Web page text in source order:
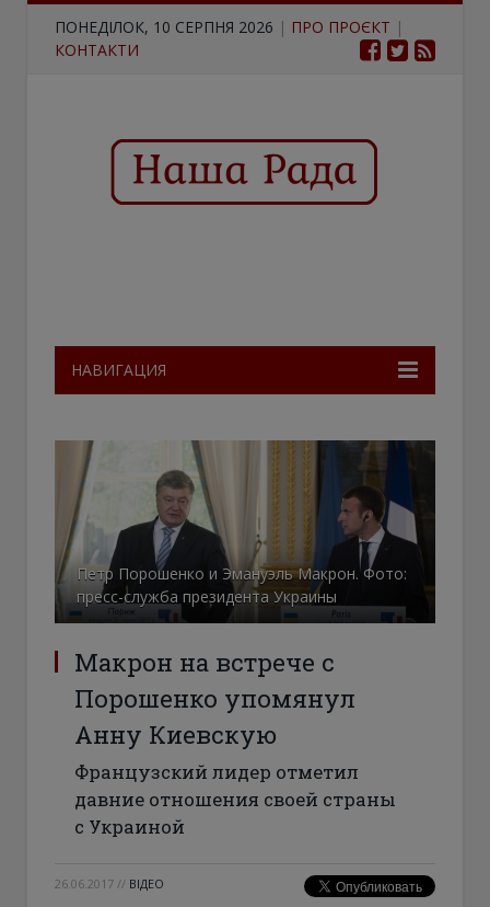
ПОНЕДІЛОК, 10 СЕРПНЯ 2026 | ПРО ПРОЄКТ |
КОНТАКТИ
НАВИГАЦИЯ
Петр Порошенко и Эмануэль Макрон. Фото:
пресс-служба президента Украины
Макрон на встрече с
Порошенко упомянул
Анну Киевскую
Французский лидер отметил
давние отношения своей страны
с Украиной
26.06.2017 // ВІДЕО